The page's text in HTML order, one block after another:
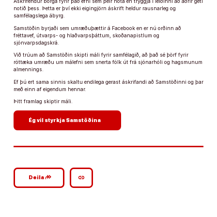
Áskrifendur borga fyrir það efni sem þeir nota en tryggja í leiðinni að aðrir geti
notið þess. Þetta er því ekki eigingjörn áskrift heldur rausnarleg og
samfélagslega ábyrg.
Samstöðin byrjaði sem umræðuþættir á Facebook en er nú orðinn að
fréttavef, útvarps- og hlaðvarpsþáttum, skoðanapistlum og
sjónvarpsdagskrá.
Við trúum að Samstöðin skipti máli fyrir samfélagið, að það sé þörf fyrir
róttæka umræðu um málefni sem snerta fólk út frá sjónarhóli og hagsmunum
almennings.
Ef þú ert sama sinnis skaltu endilega gerast áskrifandi að Samstöðinni og þar
með einn af eigendum hennar.
Þitt framlag skiptir máli.
Ég vil styrkja Samstöðina
Deilagoogle_plus_reshare link